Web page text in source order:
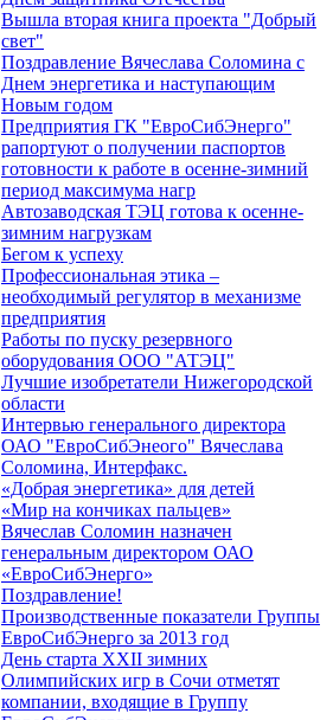
Вышла вторая книга проекта "Добрый
свет"
Поздравление Вячеслава Соломина с
Днем энергетика и наступающим
Новым годом
Предприятия ГК "ЕвроСибЭнерго"
рапортуют о получении паспортов
готовности к работе в осенне-зимний
период максимума нагр
Автозаводская ТЭЦ готова к осенне-
зимним нагрузкам
Бегом к успеху
Профессиональная этика –
необходимый регулятор в механизме
предприятия
Работы по пуску резервного
оборудования ООО "АТЭЦ"
Лучшие изобретатели Нижегородской
области
Интервью генерального директора
ОАО "ЕвроСибЭнеого" Вячеслава
Соломина, Интерфакс.
«Добрая энергетика» для детей
«Мир на кончиках пальцев»
Вячеслав Соломин назначен
генеральным директором ОАО
«ЕвроСибЭнерго»
Поздравление!
Производственные показатели Группы
ЕвроСибЭнерго за 2013 год
День старта XXII зимних
Олимпийских игр в Сочи отметят
компании, входящие в Группу